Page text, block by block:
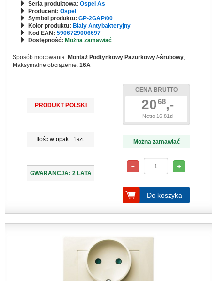
Seria produktowa: Ospel As
Producent: Ospel
Symbol produktu: GP-2GAP/00
Kolor produktu: Biały Antybakteryjny
Kod EAN: 5906729006697
Dostępność: Można zamawiać
Sposób mocowania: Montaż Podtynkowy Pazurkowy /-śrubowy,
Maksymalne obciążenie: 16A
PRODUKT POLSKI
Ilośc w opak.: 1szt.
GWARANCJA: 2 LATA
CENA BRUTTO
2068,-
Netto 16.81zł
Można zamawiać
Do koszyka